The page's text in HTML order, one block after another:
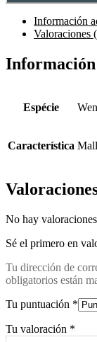
Información
Valoraciones
Espécie
Característica
No hay
Sé el primero en
Tu dirección de
obligatorios están
Tu puntuación *
Tu valoración *